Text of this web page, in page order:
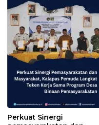
Perkuat Sinergi